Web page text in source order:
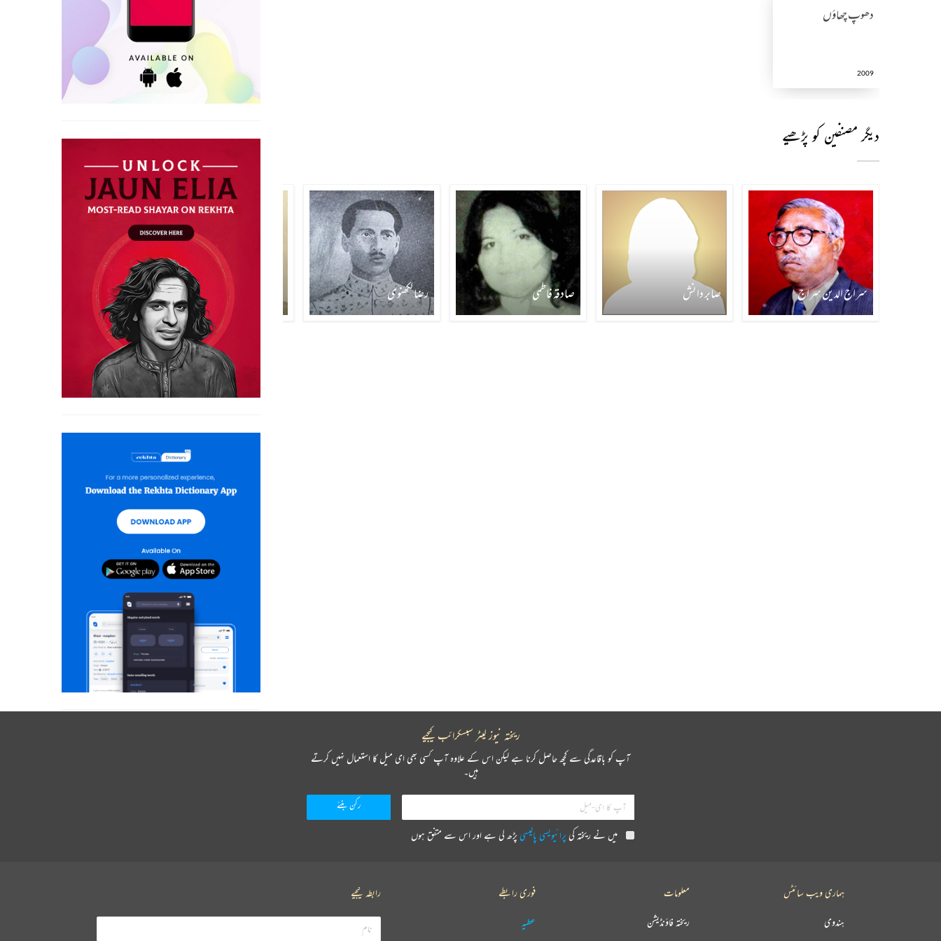
دھوپ چھاؤں
2009
دیگر مصنفین کو پڑھیے
سراج الدین سراج صابر دانش صادقہ فاطمی رضا لکھنوی سرسوتی سرن کیف شبیر احمد قرار
ریختہ نیوز لیٹر سبسکرائب کیجیے
آپ کو باقاعدگی سے کچھ حاصل کرنا ہے لیکن اس کے علاوہ آپ کسی بھی ای میل کا استعمال نہیں کرتے
ہیں۔
میں نے ریختہ کی پرائیویسی پالیسی پڑھ لی ہے اور اس سے متفق ہوں
فوری رابطے
عطیہ
معلومات
ریختہ فاؤنڈیشن
ہماری ویب سائٹس
ہندوی
رابطہ کیجیے